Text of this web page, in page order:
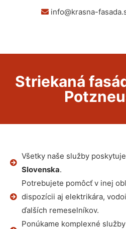
info@krasna-
Striekaná
Všetky naše služby
Slovenska.
Potrebujete pomôcť v inej
dispozícii aj elektrikára,
ďalších remeselníkov.
Ponúkame komplexné